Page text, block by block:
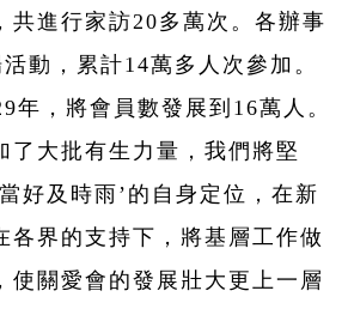
共進行家訪20多萬次。各辦事
動，累計14萬多人次參加。
年，將會員數發展到16萬人。
了大批有生力量，我們將堅
好及時雨’的自身定位，在新
各界的支持下，將基層工作做
使關愛會的發展壯大更上一層